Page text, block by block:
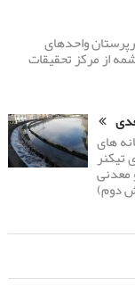
واحدهای
از مرکز تحقیقات
های
تیکنر
و معدنی
دوم)